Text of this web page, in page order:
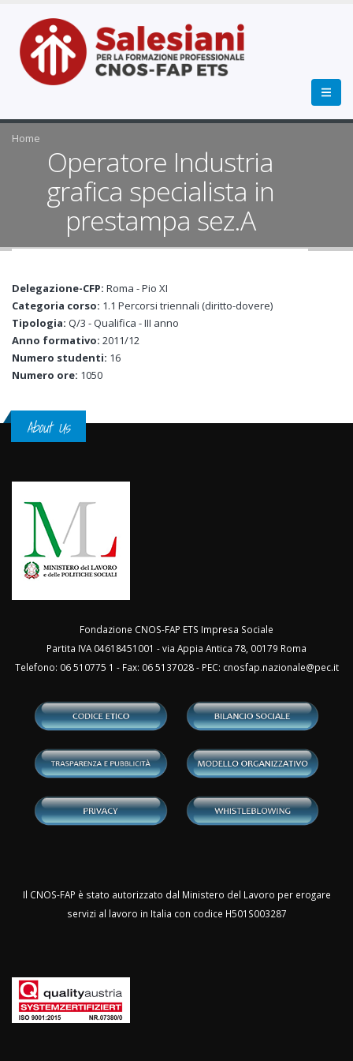
Home
Operatore Industria
grafica specialista in
prestampa sez.A
Delegazione-CFP: Roma - Pio XI
Categoria corso: 1.1 Percorsi triennali (diritto-dovere)
Tipologia: Q/3 - Qualifica - III anno
Anno formativo: 2011/12
Numero studenti: 16
Numero ore: 1050
About Us
Fondazione CNOS-FAP ETS Impresa Sociale
Partita IVA 04618451001 - via Appia Antica 78, 00179 Roma
Telefono: 06 510775 1 - Fax: 06 5137028 - PEC: cnosfap.nazionale@pec.it
Il CNOS-FAP è stato autorizzato dal Ministero del Lavoro per erogare
servizi al lavoro in Italia con codice H501S003287